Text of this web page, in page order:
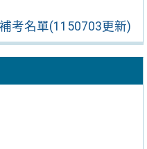
考名單(1150703更新)